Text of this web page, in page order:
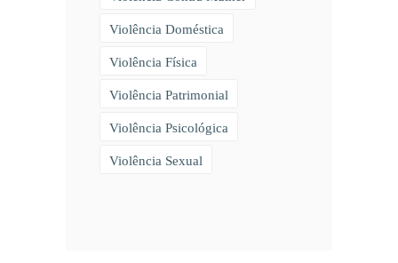
Violência Doméstica
Violência Física
Violência Patrimonial
Violência Psicológica
Violência Sexual